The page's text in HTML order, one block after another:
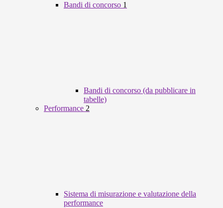
Bandi di concorso 1
Bandi di concorso (da pubblicare in
tabelle)
Performance 2
Sistema di misurazione e valutazione della
performance